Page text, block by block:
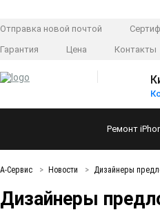
Отправка новой почтой
Гарантия
Цена Контакты
Ремонт
А-Сервис Новости Дизайнеры
Дизайнеры